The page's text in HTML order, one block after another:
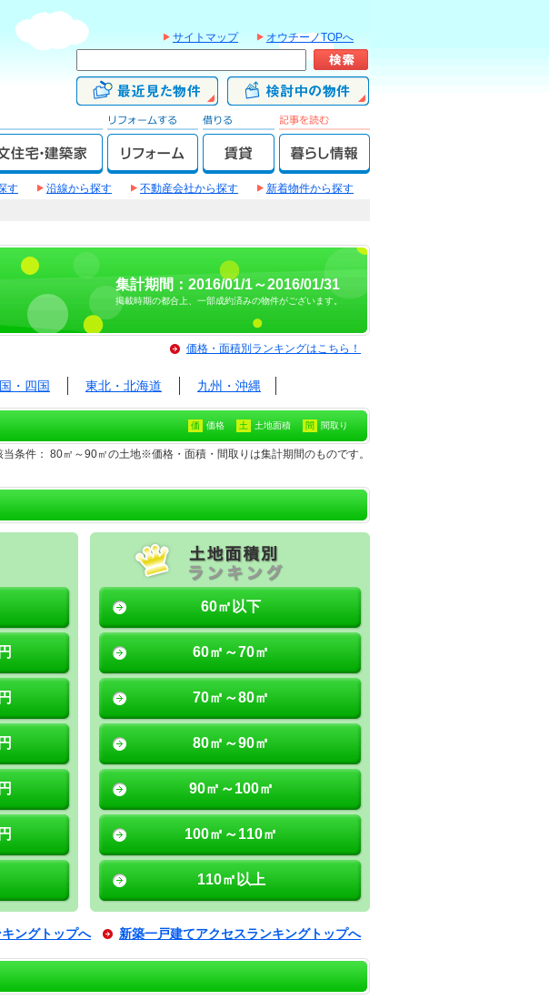
サイトマップ オウチーノTOPへ
す 沿線から探す 不動産会社から探す
新着物件から探す
集計期間：2016/01/1～2016/01/31
掲載時期の都合上、一部成約済みの物件がございます。
価格・面積別ランキングはこちら！
・四国 東北・北海道 九州・沖縄
価 価格 土 土地面積 間 間取り
条件： 80㎡～90㎡の土地※価格・面積・間取りは集計期間のものです。
60㎡以下
60㎡～70㎡
70㎡～80㎡
80㎡～90㎡
90㎡～100㎡
100㎡～110㎡
110㎡以上
ングトップへ 新築一戸建てアクセスランキングトップへ